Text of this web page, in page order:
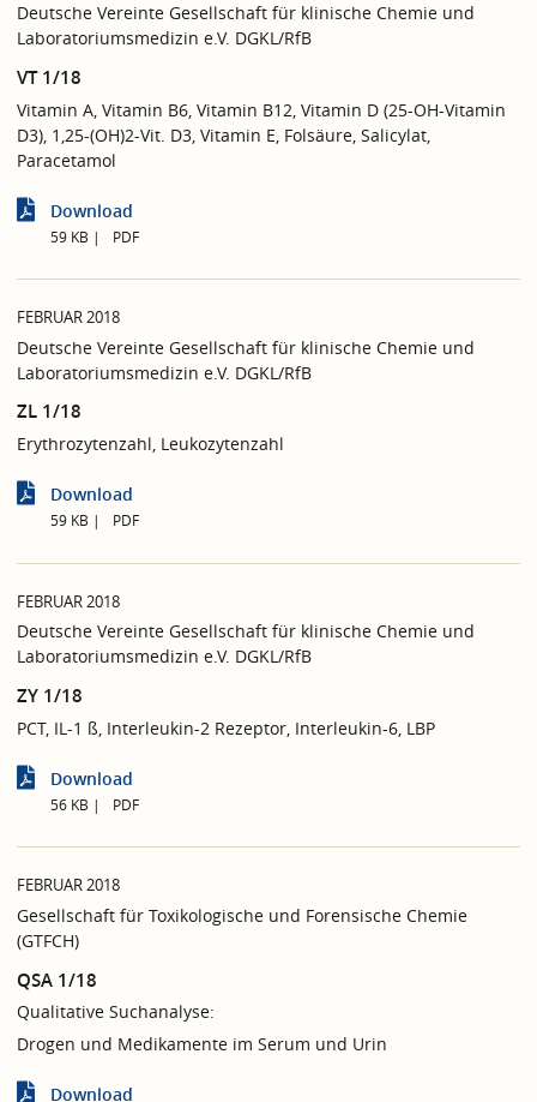
Deutsche Vereinte Gesellschaft für klinische Chemie und
Laboratoriumsmedizin e.V. DGKL/RfB
VT 1/18
Vitamin A, Vitamin B6, Vitamin B12, Vitamin D (25-OH-Vitamin
D3), 1,25-(OH)2-Vit. D3, Vitamin E, Folsäure, Salicylat,
Paracetamol
Download
59 KB PDF
FEBRUAR 2018
Deutsche Vereinte Gesellschaft für klinische Chemie und
Laboratoriumsmedizin e.V. DGKL/RfB
ZL 1/18
Erythrozytenzahl, Leukozytenzahl
Download
59 KB PDF
FEBRUAR 2018
Deutsche Vereinte Gesellschaft für klinische Chemie und
Laboratoriumsmedizin e.V. DGKL/RfB
ZY 1/18
PCT, IL-1 ß, Interleukin-2 Rezeptor, Interleukin-6, LBP
Download
56 KB PDF
FEBRUAR 2018
Gesellschaft für Toxikologische und Forensische Chemie
(GTFCH)
QSA 1/18
Qualitative Suchanalyse:
Drogen und Medikamente im Serum und Urin
Download